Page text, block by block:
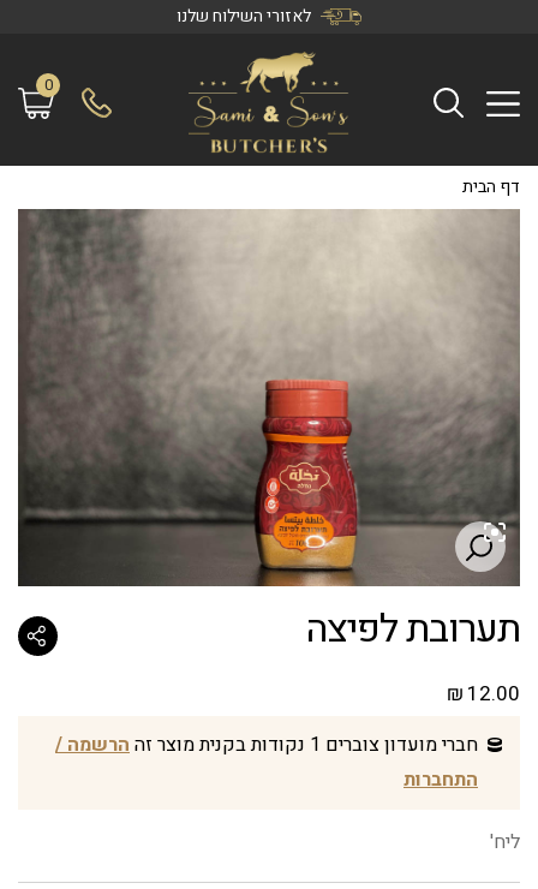
לאזורי השילוח שלנו
0
דף הבית
תערובת לפיצה
₪ 12.00
חברי מועדון צוברים 1 נקודות בקנית מוצר זה
הרשמה /
התחברות
ליח'